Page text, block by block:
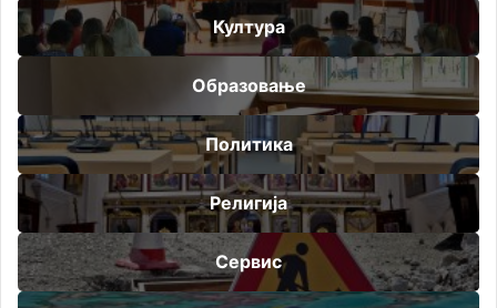
Култура
Образовање
Политика
Религија
Сервис